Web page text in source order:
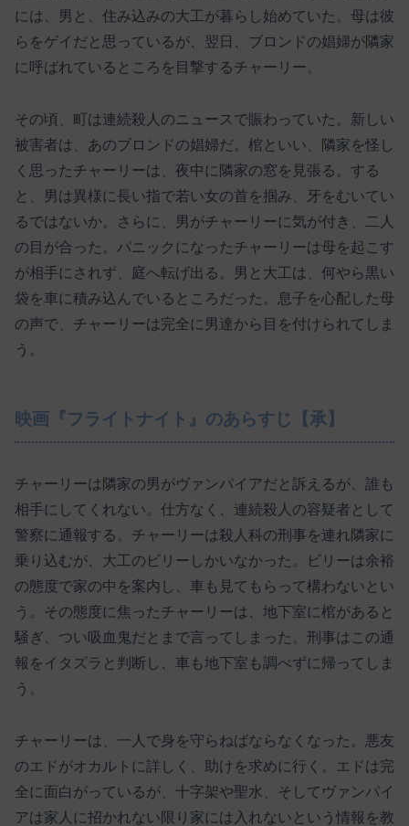
には、男と、住み込みの大工が暮らし始めていた。母は彼
らをゲイだと思っているが、翌日、ブロンドの娼婦が隣家
に呼ばれているところを目撃するチャーリー。
その頃、町は連続殺人のニュースで賑わっていた。新しい
被害者は、あのブロンドの娼婦だ。棺といい、隣家を怪し
く思ったチャーリーは、夜中に隣家の窓を見張る。する
と、男は異様に長い指で若い女の首を掴み、牙をむいてい
るではないか。さらに、男がチャーリーに気が付き、二人
の目が合った。パニックになったチャーリーは母を起こす
が相手にされず、庭へ転げ出る。男と大工は、何やら黒い
袋を車に積み込んでいるところだった。息子を心配した母
の声で、チャーリーは完全に男達から目を付けられてしま
う。
映画『フライトナイト』のあらすじ【承】
チャーリーは隣家の男がヴァンパイアだと訴えるが、誰も
相手にしてくれない。仕方なく、連続殺人の容疑者として
警察に通報する。チャーリーは殺人科の刑事を連れ隣家に
乗り込むが、大工のビリーしかいなかった。ビリーは余裕
の態度で家の中を案内し、車も見てもらって構わないとい
う。その態度に焦ったチャーリーは、地下室に棺があると
騒ぎ、つい吸血鬼だとまで言ってしまった。刑事はこの通
報をイタズラと判断し、車も地下室も調べずに帰ってしま
う。
チャーリーは、一人で身を守らねばならなくなった。悪友
のエドがオカルトに詳しく、助けを求めに行く。エドは完
全に面白がっているが、十字架や聖水、そしてヴァンパイ
アは家人に招かれない限り家には入れないという情報を教